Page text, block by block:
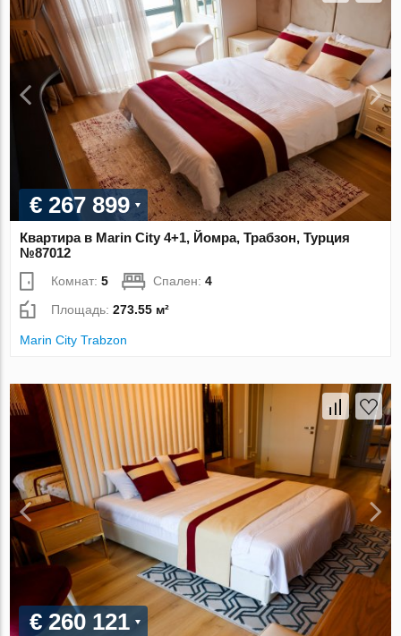
€ 267 899
Квартира в Marin City 4+1, Йомра, Трабзон, Турция
№87012
Комнат:5 Спален:4
Площадь:273.55 м²
Marin City Trabzon
€ 260 121